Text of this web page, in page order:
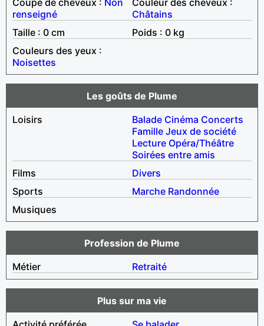
renseigné
Châtains
Taille : 0 cm
Poids : 0 kg
Couleurs des yeux :
Noisettes
Les goûts de Plume
Loisirs
Balade Cinéma Concerts
Famille Jeux de société
Lecture Opéra/Théâtre
Soirées entre amis
Films
Divers
Sports
Marche Randonnée
Musiques
Profession de Plume
Métier
Retraité
Plus sur ma vie